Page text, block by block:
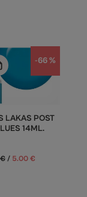
-66 %
LAKAS POST
14ML.
€ / 5.00 €